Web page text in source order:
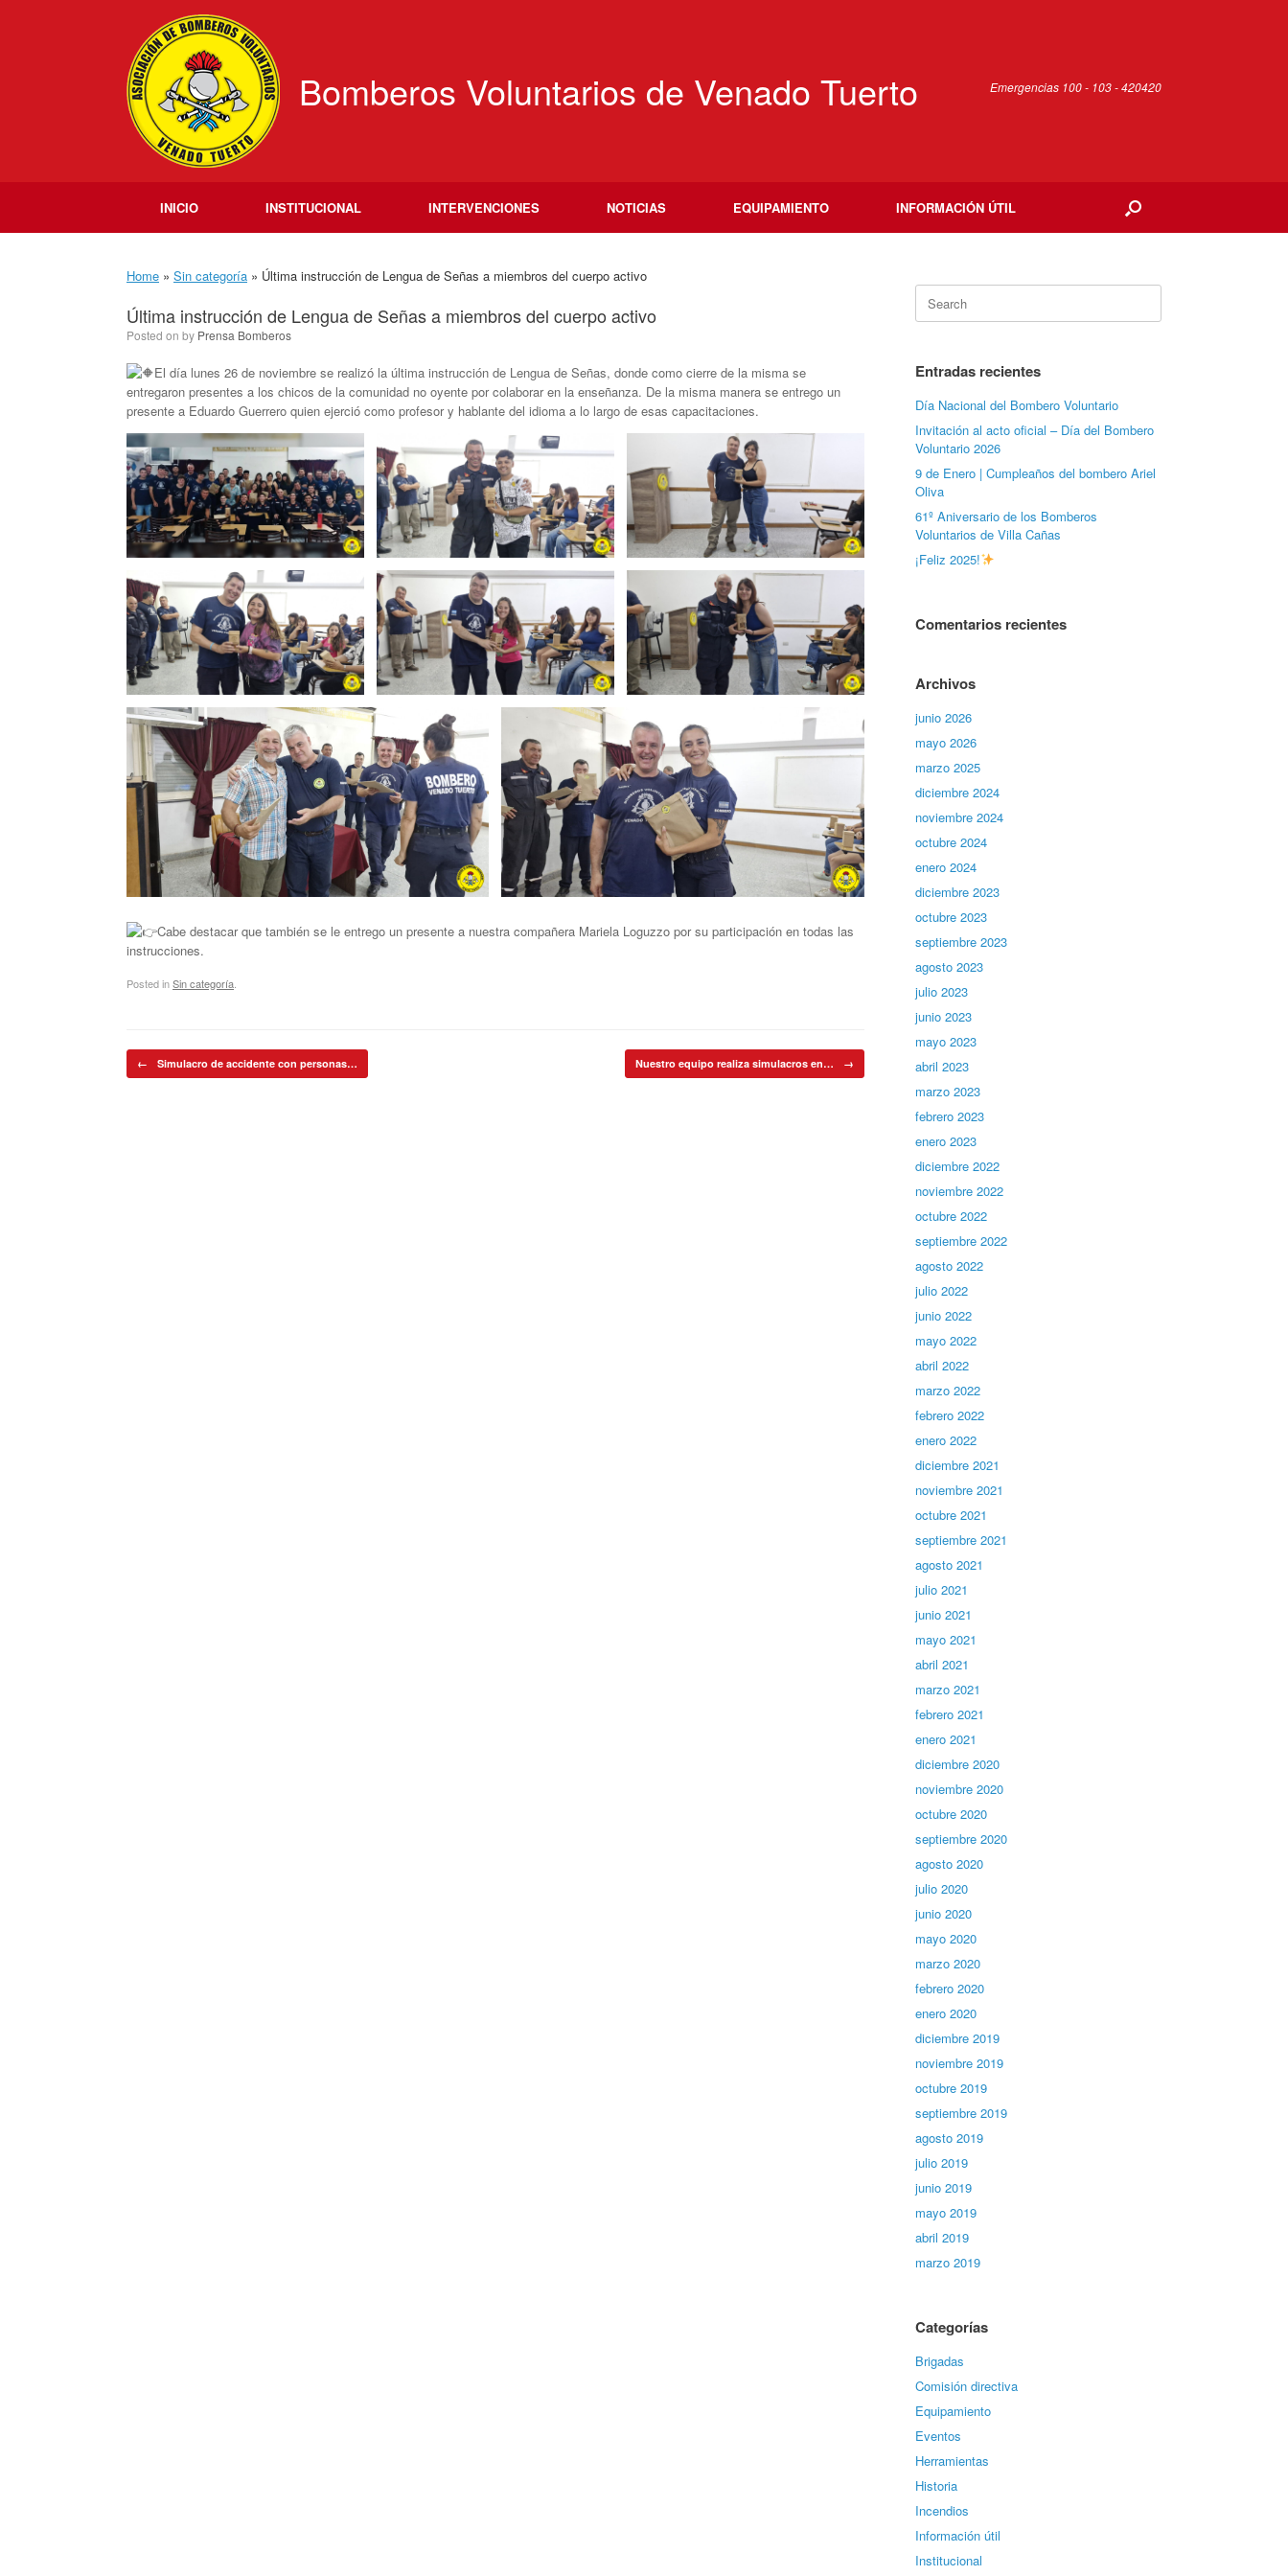
Bomberos Voluntarios de Venado Tuerto Emergencias 100 - 103 - 420420
INICIO INSTITUCIONAL INTERVENCIONES NOTICIAS EQUIPAMIENTO INFORMACIÓN ÚTIL
Home » Sin categoría » Última instrucción de Lengua de Señas a miembros del cuerpo activo
Última instrucción de Lengua de Señas a miembros del cuerpo activo
Posted on by Prensa Bomberos
El día lunes 26 de noviembre se realizó la última instrucción de Lengua de Señas, donde como cierre de la misma se
entregaron presentes a los chicos de la comunidad no oyente por colaborar en la enseñanza. De la misma manera se entrego un
presente a Eduardo Guerrero quien ejerció como profesor y hablante del idioma a lo largo de esas capacitaciones.
Cabe destacar que también se le entrego un presente a nuestra compañera Mariela Loguzzo por su participación en todas las
instrucciones.
Posted inSin categoría.
Post navigation
← Simulacro de accidente con personas… Nuestro equipo realiza simulacros en… →
Search
for:
Entradas recientes
Día Nacional del Bombero Voluntario
Invitación al acto oficial – Día del Bombero
Voluntario 2026
9 de Enero | Cumpleaños del bombero Ariel
Oliva
61º Aniversario de los Bomberos
Voluntarios de Villa Cañas
¡Feliz 2025!
Comentarios recientes
Archivos
junio 2026
mayo 2026
marzo 2025
diciembre 2024
noviembre 2024
octubre 2024
enero 2024
diciembre 2023
octubre 2023
septiembre 2023
agosto 2023
julio 2023
junio 2023
mayo 2023
abril 2023
marzo 2023
febrero 2023
enero 2023
diciembre 2022
noviembre 2022
octubre 2022
septiembre 2022
agosto 2022
julio 2022
junio 2022
mayo 2022
abril 2022
marzo 2022
febrero 2022
enero 2022
diciembre 2021
noviembre 2021
octubre 2021
septiembre 2021
agosto 2021
julio 2021
junio 2021
mayo 2021
abril 2021
marzo 2021
febrero 2021
enero 2021
diciembre 2020
noviembre 2020
octubre 2020
septiembre 2020
agosto 2020
julio 2020
junio 2020
mayo 2020
marzo 2020
febrero 2020
enero 2020
diciembre 2019
noviembre 2019
octubre 2019
septiembre 2019
agosto 2019
julio 2019
junio 2019
mayo 2019
abril 2019
marzo 2019
Categorías
Brigadas
Comisión directiva
Equipamiento
Eventos
Herramientas
Historia
Incendios
Información útil
Institucional